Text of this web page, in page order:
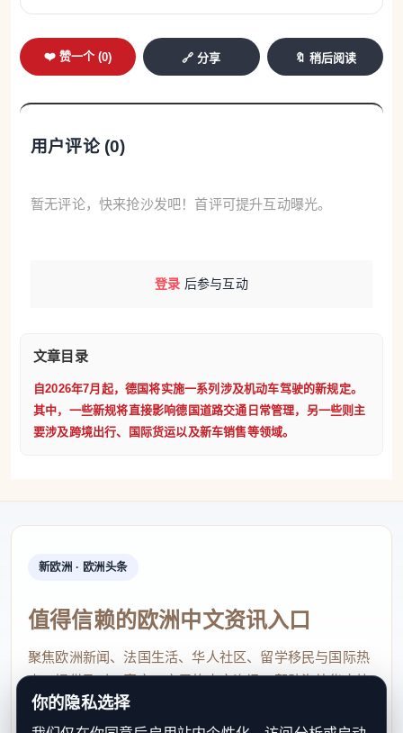
于跨境商业运输的车辆，今后必须配备第二代智能行车
记录仪。私人用途车辆不受此次新规影响。受影响较大
的主要是手工业企业、快递服务商以及中小型物流运输
主动安全系统。新增配置包括升级版自动紧急制动功
辅助功能。需要注意的是，这项规定仅适用于新注册车
况下，驾驶人可申请退还部分高速公路通行费。这一补
偿机制已于暑期出行高峰开始前正式实施。不过，并非
所有因拥堵造成的延误都可获得补偿，是否符合退款条
件仍需根据具体规定进行认定。
文章来源：
“Ab 1. Juli 2026: Das ändert sich für Autofahrer”，auto motor
und sport，am 28.06.2026
如有版权问题，请联系删除。
❤️ 赞一个 (0) 🔗 分享 🔖 稍后阅读
用户评论 (0)
暂无评论，快来抢沙发吧！首评可提升互动曝光。
登录 后参与互动
文章目录
自2026年7月起，德国将实施一系列涉及机动车驾驶的新规定。
其中，一些新规将直接影响德国道路交通日常管理，另一些则主
要涉及跨境出行、国际货运以及新车销售等领域。
新欧洲 · 欧洲头条
值得信赖的欧洲中文资讯入口
聚焦欧洲新闻、法国生活、华人社区、留学移民与国际热
点，提供及时、真实、实用的中文资讯，帮助海外华人快
速了解欧洲动态。
你的隐私选择